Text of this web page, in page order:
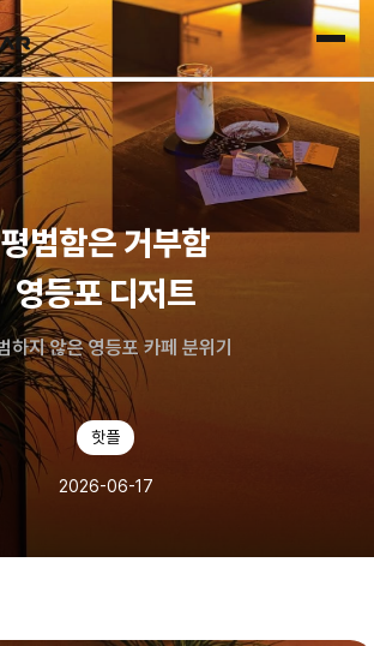
전체
평범함은 거부함
영등포 디저트
하지 않은 영등포 카페 분위기
핫플
2026-06-17